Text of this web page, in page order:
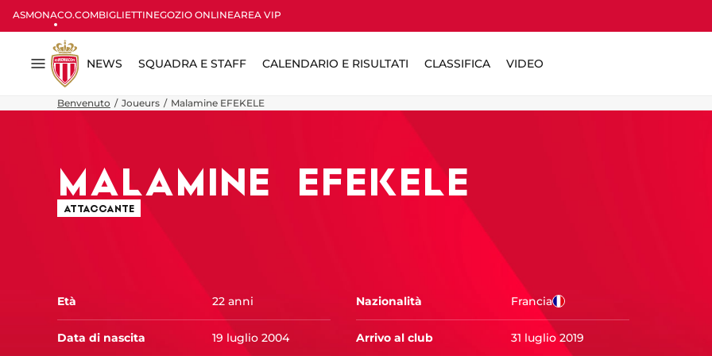
ASMONACO.COMBIGLIETTINEGOZIO ONLINEAREA VIP
Menu
NEWS SQUADRA E STAFF CALENDARIO E RISULTATI CLASSIFICA VIDEO
Benvenuto Joueurs Malamine EFEKELE
MALAMINE EFEKELE
ATTACCANTE
Età 22 anni
Data di nascita 19 luglio 2004
Nazionalità Francia
Arrivo al club 31 luglio 2019